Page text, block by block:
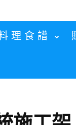
理食譜